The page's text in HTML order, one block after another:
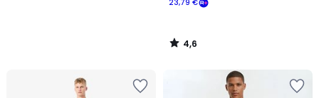
23,79 €
4,6
/